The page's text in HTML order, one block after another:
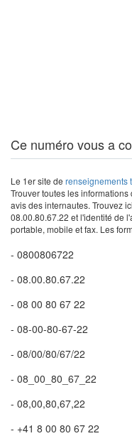
Ce numéro vous a
Le 1er site de renseignements
Trouver toutes les
avis des internautes. Trouvez
08.00.80.67.22 et l'identité de
portable, mobile et fax. Les
- 0800806722
- 08.00.80.67.22
- 08 00 80 67 22
- 08-00-80-67-22
- 08/00/80/67/22
- 08_00_80_67_22
- 08,00,80,67,22
- +41 8 00 80 67 22